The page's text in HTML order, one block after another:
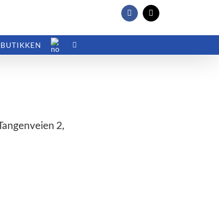
Facebook
E-
post
2,